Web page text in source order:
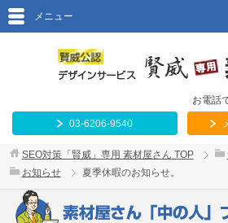
お電話
03-6206-9540
メニュー
SEO対策「賢威」専用 素材屋さん TOP
お知らせ
夏季休暇のお知らせ。